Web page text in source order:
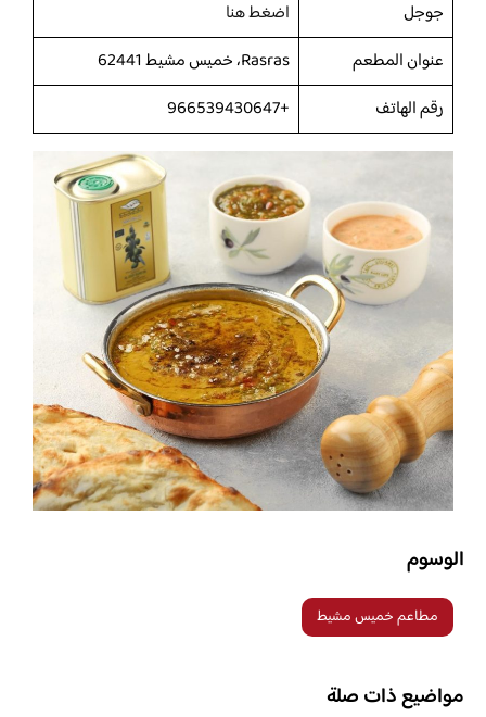
جوجل
اضغط هنا
عنوان المطعم
Rasras، خميس مشيط 62441
رقم الهاتف
+966539430647
الوسوم
مطاعم خميس مشيط
مواضيع ذات صلة